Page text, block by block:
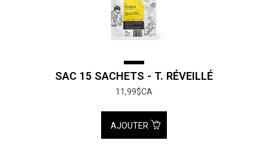
SAC 15 SACHETS - T. RÉVEILLÉ
11,99$CA
AJOUTER